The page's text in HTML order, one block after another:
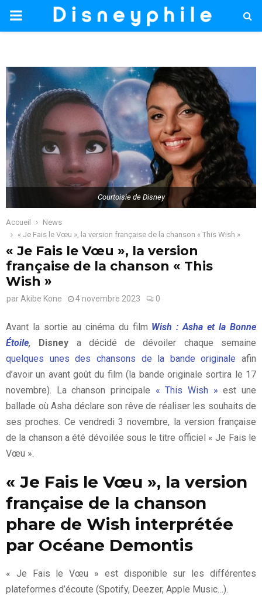
PRIMARY
Courtoisie de Disney
Accueil
News
« Je Fais le Vœu », la version française de la chanson « This Wish »
« Je Fais le Vœu », la version
française de la chanson « This
Wish »
parAkibe Kone 4 novembre 2023 0
Avant la sortie au cinéma du film Wish : Asha et la Bonne
Étoile, Disney a décidé de dévoiler chaque semaine
quelques unes des chansons de la bande originale afin
d’avoir un avant goût du film (la bande originale sortira le 17
novembre). La chanson principale « This Wish » est une
ballade où Asha déclare son rêve de réaliser les souhaits de
ses proches. Ce vendredi 3 novembre, la version française
de la chanson a été dévoilée sous le titre officiel « Je Fais le
Vœu ».
« Je Fais le Vœu », la version
française de la chanson
phare de Wish interprétée
par Océane Demontis
« Je Fais le Vœu » est disponible sur les différentes
plateformes d’écoute (Spotify, Deezer, Apple Music…).